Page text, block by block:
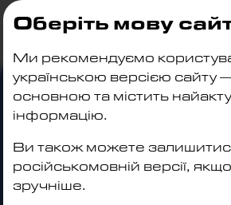
Главная | Военная пенсия по
Военная пенсия по
инвалидности
результат заявки в кабинет
Оберіть мову
Ми рекомендуємо
українською версією сайту
основною та містить
інформацію.
Ви також можете
російськомовній версії,
зручніше.